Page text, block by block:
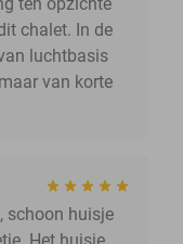
chalet. In de
luchtbasis
van korte
schoon huisje